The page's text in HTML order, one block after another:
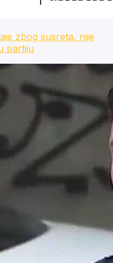
zbog susreta, nije
partiju